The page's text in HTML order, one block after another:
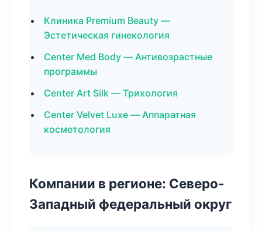
Клиника Premium Beauty —
Эстетическая гинекология
Center Med Body — Антивозрастные
программы
Center Art Silk — Трихология
Center Velvet Luxe — Аппаратная
косметология
Компании в регионе: Северо-
Западный федеральный округ